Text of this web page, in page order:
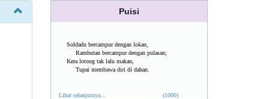
Puisi
Soldadu bercampur dengan lokan,
Rambutan bercampur dengan pulasan;
Kera lotong tak lalu makan,
Tupai membawa diri di dahan.
Lihat selanjutnya... (1000)